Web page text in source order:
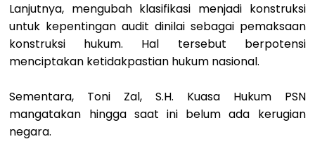
Lanjutnya, mengubah klasifikasi menjadi konstruksi
untuk kepentingan audit dinilai sebagai pemaksaan
konstruksi hukum. Hal tersebut berpotensi
menciptakan ketidakpastian hukum nasional.
Sementara, Toni Zal, S.H. Kuasa Hukum PSN
mangatakan hingga saat ini belum ada kerugian
negara.